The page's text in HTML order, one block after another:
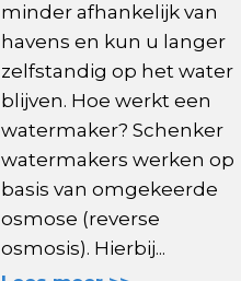
minder afhankelijk van
havens en kun u langer
zelfstandig op het water
blijven. Hoe werkt een
watermaker? Schenker
watermakers werken op
basis van omgekeerde
osmose (reverse
osmosis). Hierbij...